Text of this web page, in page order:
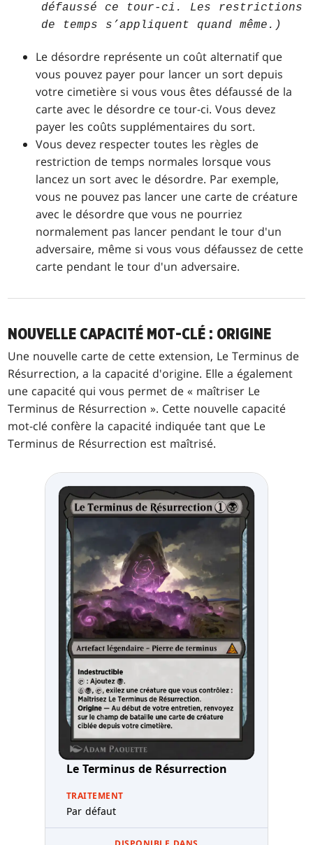
défaussé ce tour-ci. Les restrictions
de temps s’appliquent quand même.)
Le désordre représente un coût alternatif que
vous pouvez payer pour lancer un sort depuis
votre cimetière si vous vous êtes défaussé de la
carte avec le désordre ce tour-ci. Vous devez
payer les coûts supplémentaires du sort.
Vous devez respecter toutes les règles de
restriction de temps normales lorsque vous
lancez un sort avec le désordre. Par exemple,
vous ne pouvez pas lancer une carte de créature
avec le désordre que vous ne pourriez
normalement pas lancer pendant le tour d'un
adversaire, même si vous vous défaussez de cette
carte pendant le tour d'un adversaire.
NOUVELLE CAPACITÉ MOT-CLÉ : ORIGINE
Une nouvelle carte de cette extension, Le Terminus de
Résurrection, a la capacité d'origine. Elle a également
une capacité qui vous permet de « maîtriser Le
Terminus de Résurrection ». Cette nouvelle capacité
mot-clé confère la capacité indiquée tant que Le
Terminus de Résurrection est maîtrisé.
Le Terminus de Résurrection
TRAITEMENT
Par défaut